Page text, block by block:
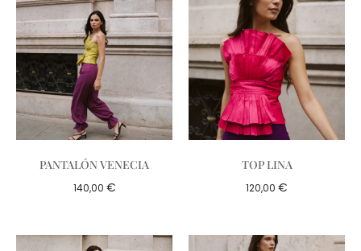
PANTALÓN VENECIA
140,00 €
TOP LINA
120,00 €